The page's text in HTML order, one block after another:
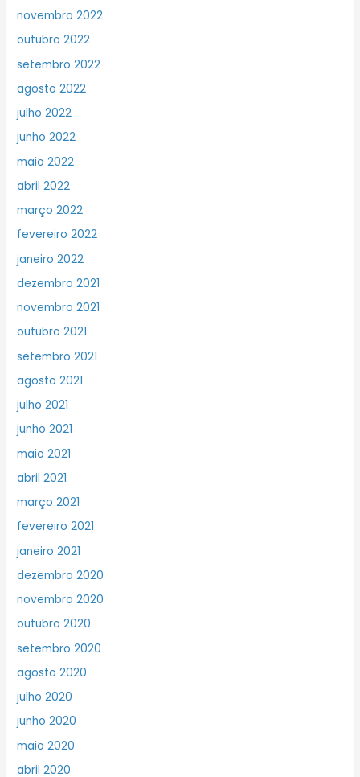
novembro 2022
outubro 2022
setembro 2022
agosto 2022
julho 2022
junho 2022
maio 2022
abril 2022
março 2022
fevereiro 2022
janeiro 2022
dezembro 2021
novembro 2021
outubro 2021
setembro 2021
agosto 2021
julho 2021
junho 2021
maio 2021
abril 2021
março 2021
fevereiro 2021
janeiro 2021
dezembro 2020
novembro 2020
outubro 2020
setembro 2020
agosto 2020
julho 2020
junho 2020
maio 2020
abril 2020